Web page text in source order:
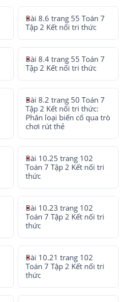
Bài 8.6 trang 55 Toán 7
Tập 2 Kết nối tri thức
Bài 8.4 trang 55 Toán 7
Tập 2 Kết nối tri thức
Bài 8.2 trang 50 Toán 7
Tập 2 Kết nối tri thức:
Phân loại biến cố qua trò
chơi rút thẻ
Bài 10.25 trang 102
Toán 7 Tập 2 Kết nối tri
thức
Bài 10.23 trang 102
Toán 7 Tập 2 Kết nối tri
thức
Bài 10.21 trang 102
Toán 7 Tập 2 Kết nối tri
thức